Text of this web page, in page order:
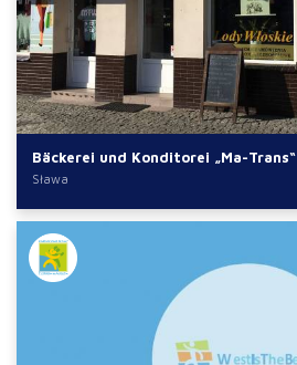
Bäckerei und Konditorei „Ma-Trans“
Sława